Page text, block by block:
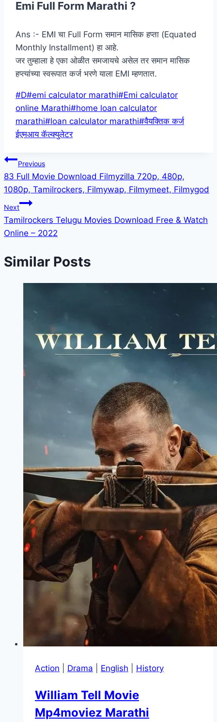
Emi Full Form Marathi ?
Ans :- EMI चा Full Form समान मासिक हप्ता (Equated
Monthly Installment) हा आहे.
जर तुम्हाला हे एका ओळीत समजायचे असेल तर समान मासिक
हप्त्यांच्या स्वरूपात कर्ज भरणे याला EMI म्हणतात.
Post
Tags:
#D#emi calculator marathi#Emi calculator
online Marathi#home loan calculator
marathi#loan calculator marathi#वैयक्तिक कर्ज
ईएमआय कॅल्क्युलेटर
Post
navigation
Previous
83 Full Movie Download Filmyzilla 720p, 480p,
1080p, Tamilrockers, Filmywap, Filmymeet, Filmygod
Next
Tamilrockers Telugu Movies Download Free & Watch
Online – 2022
Similar Posts
Action Drama English History
William Tell Movie
Mp4moviez Marathi